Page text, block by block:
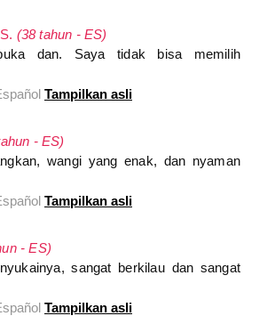
(38 tahun - ES)
dan. Saya tidak bisa memilih
Tampilkan asli
- ES)
wangi yang enak, dan nyaman
Tampilkan asli
- ES)
sangat berkilau dan sangat
Tampilkan asli